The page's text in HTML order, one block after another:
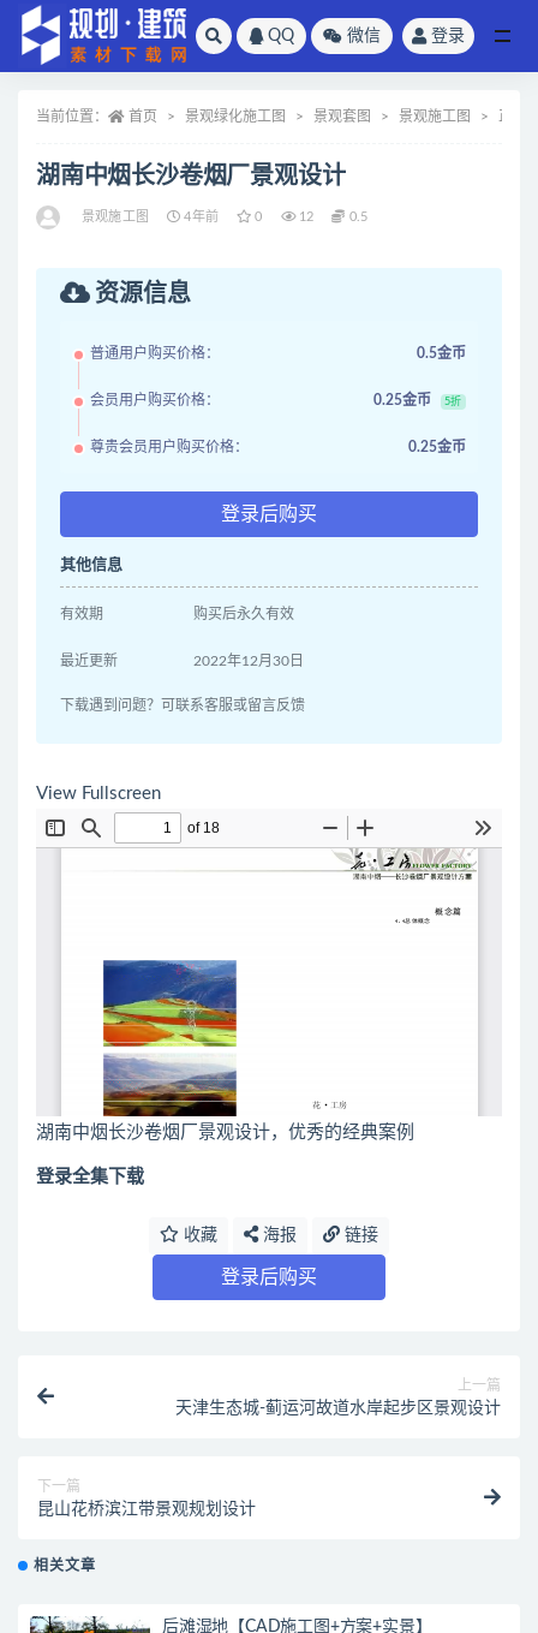
QQ 微信 登录
当前位置： 首页 景观绿化施工图 景观套图 景观施工图 正文
湖南中烟长沙卷烟厂景观设计
景观施工图 4年前 0 12 0.5
资源信息
普通用户购买价格： 0.5金币
会员用户购买价格： 0.25金币 5折
尊贵会员用户购买价格： 0.25金币
登录后购买
其他信息
有效期 购买后永久有效
最近更新 2022年12月30日
下载遇到问题？可联系客服或留言反馈
View Fullscreen
湖南中烟长沙卷烟厂景观设计，优秀的经典案例
登录全集下载
收藏 海报 链接
登录后购买
上一篇
天津生态城-蓟运河故道水岸起步区景观设计
下一篇
昆山花桥滨江带景观规划设计
相关文章
后滩湿地【CAD施工图+方案+实景】
全部